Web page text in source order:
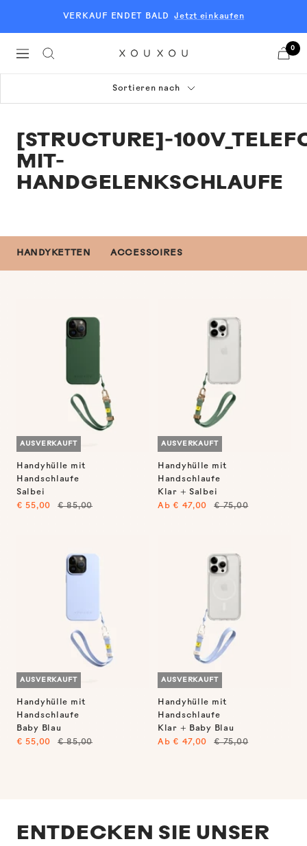
Inhalt
VERKAUF ENDET BALD Jetzt einkaufen
Navigation
XOUXOU
0
Sortieren nach
[STRUCTURE]-
MIT-
HANDGELENKSCHLAUFE
HANDYKETTEN ACCESSOIRES
AUSVERKAUFT
Handyhülle mit
Handschlaufe
Salbei
Angebotspreis
€ 55,00
Regulärer
€ 85,00
AUSVERKAUFT
Handyhülle mit
Handschlaufe
Klar + Salbei
Angebotspreis
Ab€ 47,00
Regulärer
€ 75,00
AUSVERKAUFT
Handyhülle mit
Handschlaufe
Baby Blau
Angebotspreis
€ 55,00
Regulärer
€ 85,00
AUSVERKAUFT
Handyhülle mit
Handschlaufe
Klar + Baby Blau
Angebotspreis
Ab€ 47,00
Regulärer
€ 75,00
ENTDECKEN SIE UNSER